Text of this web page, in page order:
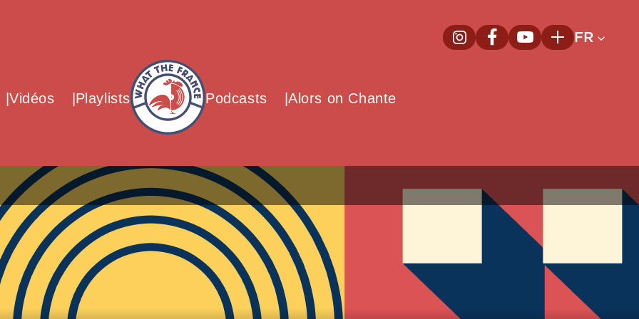
InstagramNouvelle fenêtre
FacebookNouvelle fenêtre
YoutubeNouvelle
PlusFR
Vidéos Playlists
What The France – Back to homepage
Podcasts Alors on Chante